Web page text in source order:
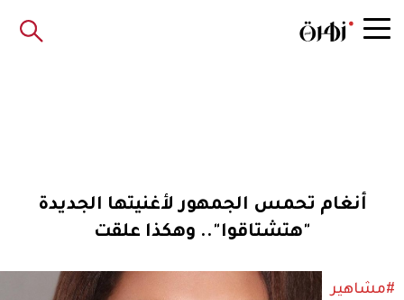
أنغام تحمس الجمهور لأغنيتها الجديدة
"هتشتاقوا".. وهكذا علقت
#مشاهير